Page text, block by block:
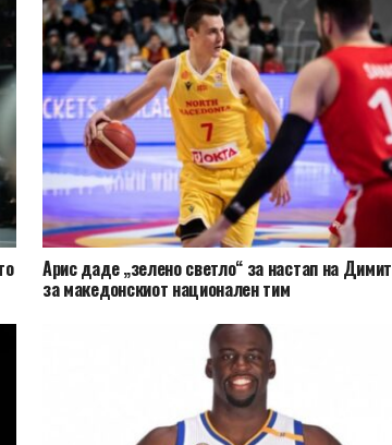
Арис даде „зелено светло“ за настап на
за македонскиот национален тим